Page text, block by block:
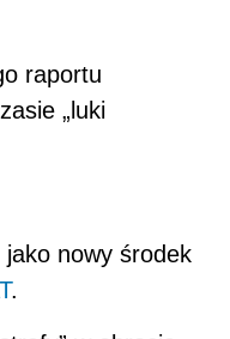
raportu
„luki
nowy środek
.